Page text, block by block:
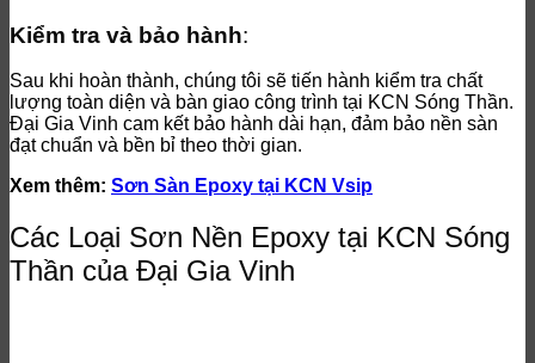
Kiểm tra và bảo hành:
Sau khi hoàn thành, chúng tôi sẽ tiến hành kiểm tra chất
lượng toàn diện và bàn giao công trình tại KCN Sóng Thần.
Đại Gia Vinh cam kết bảo hành dài hạn, đảm bảo nền sàn
đạt chuẩn và bền bỉ theo thời gian.
Xem thêm: Sơn Sàn Epoxy tại KCN Vsip
Các Loại Sơn Nền Epoxy tại KCN Sóng
Thần của Đại Gia Vinh